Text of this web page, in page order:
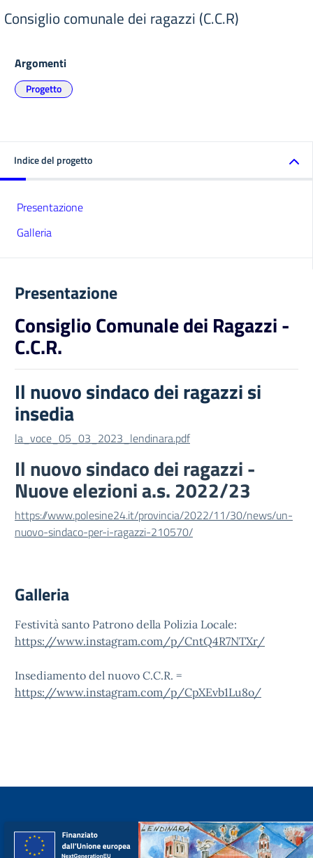
Consiglio comunale dei ragazzi (C.C.R)
Argomenti
Progetto
Indice del progetto
Presentazione
Galleria
Presentazione
Consiglio Comunale dei Ragazzi -
C.C.R.
Il nuovo sindaco dei ragazzi si
insedia
la_voce_05_03_2023_lendinara.pdf
Il nuovo sindaco dei ragazzi -
Nuove elezioni a.s. 2022/23
https://www.polesine24.it/provincia/2022/11/30/news/un-
nuovo-sindaco-per-i-ragazzi-210570/
Galleria
Festività santo Patrono della Polizia Locale:
https://www.instagram.com/p/CntQ4R7NTXr/
Insediamento del nuovo C.C.R. =
https://www.instagram.com/p/CpXEvb1Lu8o/